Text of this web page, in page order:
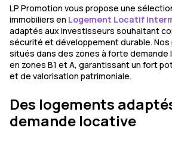
LP Promotion vous propose une
immobiliers en Logement Locatif
adaptés aux investisseurs souhaitant
sécurité et développement durable.
situés dans des zones à forte
en zones B1 et A, garantissant un fort
et de valorisation patrimoniale.
Des logements
demande locative